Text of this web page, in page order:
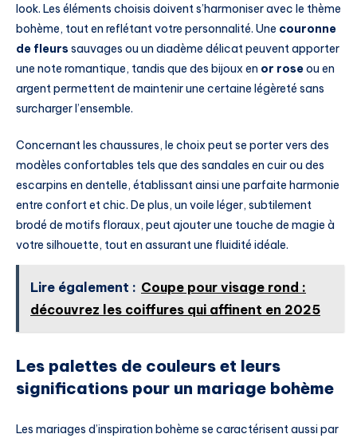
look. Les éléments choisis doivent s’harmoniser avec le thème
bohème, tout en reflétant votre personnalité. Une couronne
de fleurs sauvages ou un diadème délicat peuvent apporter
une note romantique, tandis que des bijoux en or roseou en
argent permettent de maintenir une certaine légèreté sans
surcharger l’ensemble.
Concernant les chaussures, le choix peut se porter vers des
modèles confortables tels que des sandales en cuir ou des
escarpins en dentelle, établissant ainsi une parfaite harmonie
entre confort et chic. De plus, un voile léger, subtilement
brodé de motifs floraux, peut ajouter une touche de magie à
votre silhouette, tout en assurant une fluidité idéale.
Lire également : Coupe pour visage rond :
découvrez les coiffures qui affinent en 2025
Les palettes de couleurs et leurs
significations pour un mariage bohème
Les mariages d’inspiration bohème se caractérisent aussi par